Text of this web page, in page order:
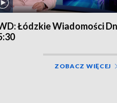
Łódzkie Wiadomości
ZOBACZ WIĘCEJ